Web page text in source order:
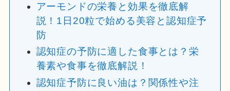
アーモンドの栄養と効果を徹底解
説！1日20粒で始める美容と認知症予
防
認知症の予防に適した食事とは？栄
養素や食事を徹底解説！
認知症予防に良い油は？関係性や注